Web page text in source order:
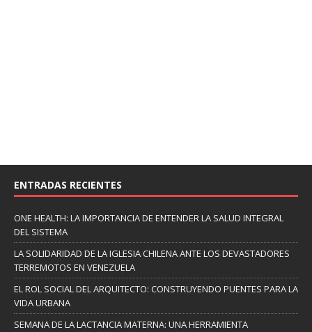
ENTRADAS RECIENTES
ONE HEALTH: LA IMPORTANCIA DE ENTENDER LA SALUD INTEGRAL
DEL SISTEMA
LA SOLIDARIDAD DE LA IGLESIA CHILENA ANTE LOS DEVASTADORES
TERREMOTOS EN VENEZUELA
EL ROL SOCIAL DEL ARQUITECTO: CONSTRUYENDO PUENTES PARA LA
VIDA URBANA
SEMANA DE LA LACTANCIA MATERNA: UNA HERRAMIENTA